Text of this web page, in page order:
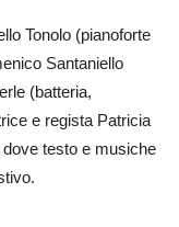
Tonolo (pianoforte
Santaniello
(batteria,
e regista Patricia
dove testo e musiche